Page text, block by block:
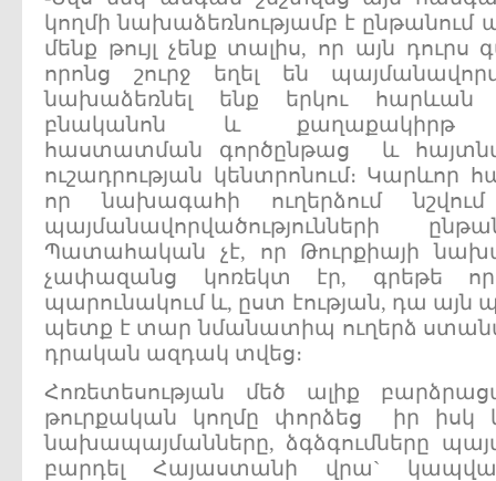
կողմի նախաձեռնությամբ է ընթանում
մենք թույլ չենք տալիս, որ այն
որոնց շուրջ եղել են
նախաձեռնել ենք երկու հարևան
բնականոն և քաղաքակիրթ
հաստատման գործընթաց և
ուշադրության կենտրոնում։ Կարևոր
որ նախագահի ուղերձում
պայմանավորվածությունների
Պատահական չէ, որ Թուրքիայի
չափազանց կոռեկտ էր, գրեթե
պարունակում և, ըստ էության, դա
պետք է տար նմանատիպ ուղերձ
դրական ազդակ տվեց։
Հոռետեսության մեծ ալիք
թուրքական կողմը փորձեց իր իսկ
նախապայմանները, ձգձգումները
բարդել Հայաստանի վրա`